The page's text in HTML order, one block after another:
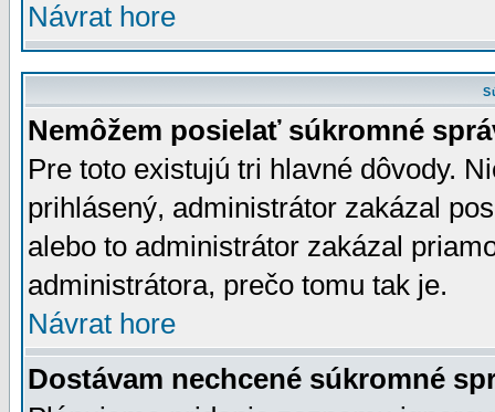
Návrat hore
Nemôžem posielať súkromné
Pre toto existujú tri hlavné dôvody.
prihlásený, administrátor zakázal
alebo to administrátor zakázal
administrátora, prečo tomu tak je.
Návrat hore
Dostávam nechcené súkromné